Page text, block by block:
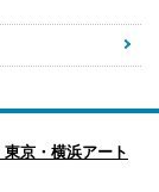
京・横浜アート